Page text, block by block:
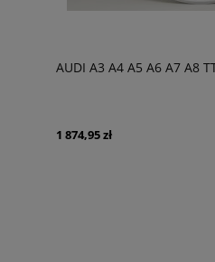
AUDI A3 A4 A5 A6 A7 A8
1 874,95 zł